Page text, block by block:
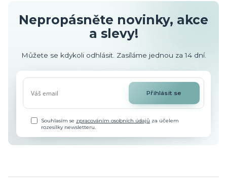
Nepropásněte novinky, akce
a slevy!
Můžete se kdykoli odhlásit. Zasíláme jednou za 14 dní.
Přihlásit se
Souhlasím se zpracováním osobních údajů za účelem
rozesílky newsletteru.